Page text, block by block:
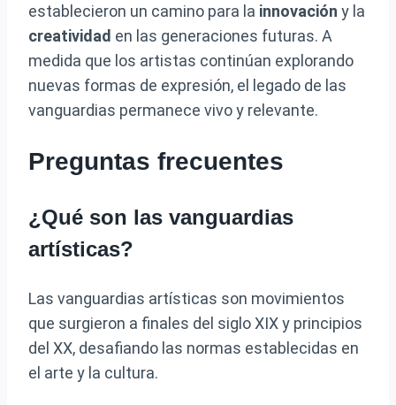
establecieron un camino para la innovación y la
creatividad en las generaciones futuras. A
medida que los artistas continúan explorando
nuevas formas de expresión, el legado de las
vanguardias permanece vivo y relevante.
Preguntas frecuentes
¿Qué son las vanguardias
artísticas?
Las vanguardias artísticas son movimientos
que surgieron a finales del siglo XIX y principios
del XX, desafiando las normas establecidas en
el arte y la cultura.